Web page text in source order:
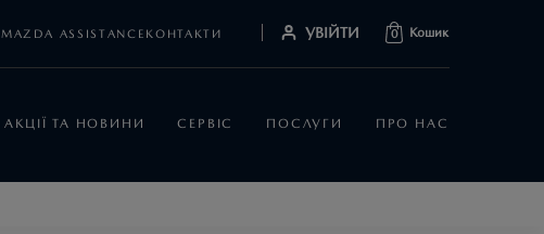
MAZDA ASSISTANCE КОНТАКТИ УВІЙТИ 0 Кошик
АКЦІЇ ТА НОВИНИ СЕРВІС ПОСЛУГИ ПРО НАС